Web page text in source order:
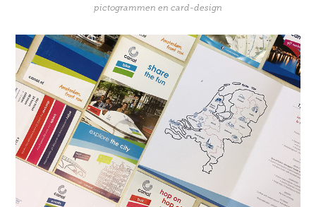
pictogrammen en card-design